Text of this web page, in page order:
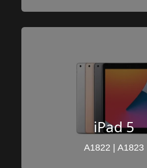
iPad 5
A1822 | A1823